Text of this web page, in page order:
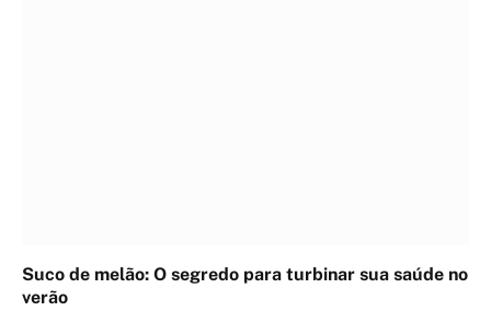
Suco de melão: O segredo para turbinar sua saúde no
verão